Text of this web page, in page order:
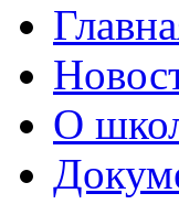
О